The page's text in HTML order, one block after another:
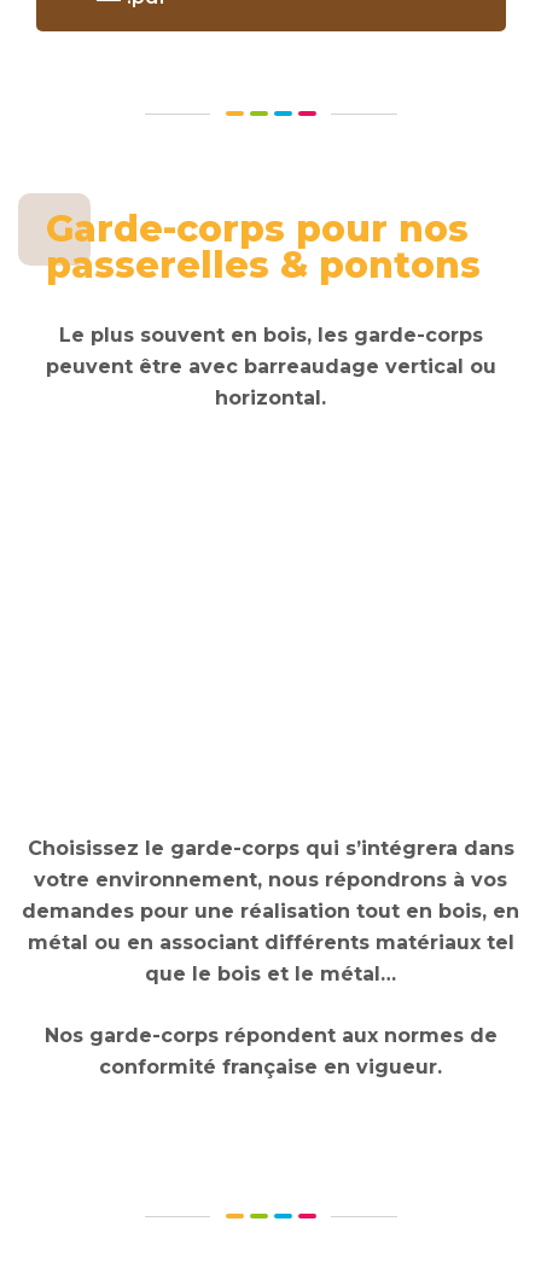
Garde-corps pour nos
Choisissez le garde-corps qui s’intégrera dans
votre environnement, nous répondrons à vos
demandes pour une réalisation tout en bois, en
Nos garde-corps répondent aux normes de